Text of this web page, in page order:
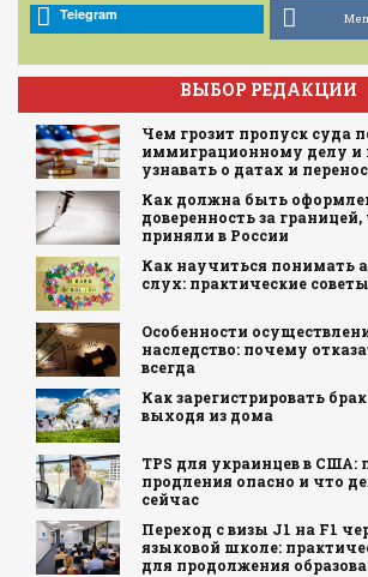
Telegram
ВЫБОР РЕДАКЦИИ
Чем грозит пропуск суда
иммиграционному делу и
узнавать о датах и
Как должна быть
доверенность за
приняли в России
Как научиться понимать
слух: практические советы
Особенности
наследство: почему
всегда
Как зарегистрировать
выходя из дома
TPS для украинцев в США:
продления опасно и что
сейчас
Переход с визы J1 на F1
языковой школе:
для продолжения